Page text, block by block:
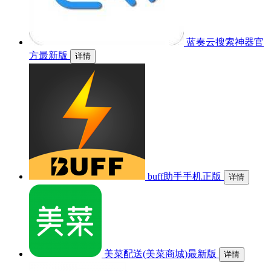
蓝奏云搜索神器官
方最新版
详情
buff助手手机正版 详情
美菜配送(美菜商城)最新版 详情